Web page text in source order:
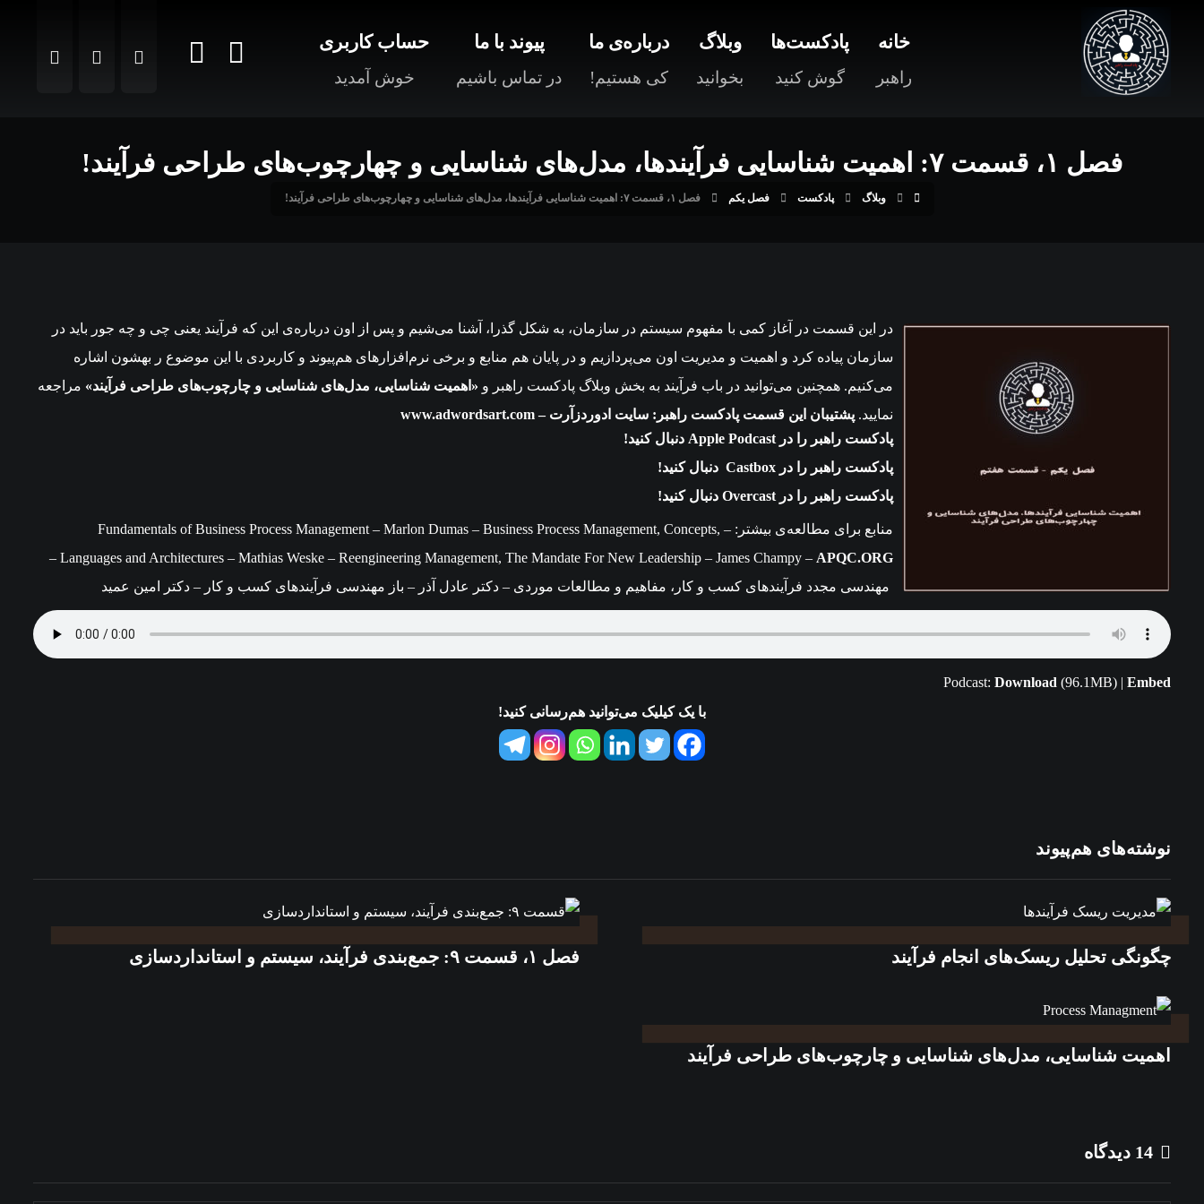
خانه
راهبر
پادکست‌ها
گوش کنید
وبلاگ
بخوانید
درباره‌ی ما
کی هستیم!
پیوند با ما
در تماس باشیم
حساب کاربری
خوش آمدید
فصل ۱، قسمت ۷: اهمیت شناسایی فرآیندها، مدل‌های شناسایی و چهارچوب‌های طراحی فرآیند!
وبلاگ پادکست فصل یکم فصل ۱، قسمت ۷: اهمیت شناسایی فرآیندها، مدل‌های شناسایی و چهارچوب‌های طراحی فرآیند!
در این قسمت در آغاز کمی با مفهوم سیستم در سازمان، به شکل گذرا، آشنا می‌شیم و پس از اون درباره‌ی این که فرآیند یعنی چی و چه جور باید در
سازمان پیاده کرد و اهمیت و مدیریت اون می‌پردازیم و در پایان هم منابع و برخی نرم‌افزارهای هم‌پیوند و کاربردی با این موضوع ر بهشون اشاره
می‌کنیم. همچنین می‌توانید در باب فرآیند به بخش وبلاگ پادکست راهبر و «اهمیت شناسایی، مدل‌های شناسایی و چارچوب‌های طراحی فرآیند» مراجعه
نمایید. پشتیبان این قسمت پادکست راهبر: سایت ادوردزآرت – www.adwordsart.com
پادکست راهبر را در Apple Podcast دنبال کنید!
پادکست راهبر را در Castbox دنبال کنید!
پادکست راهبر را در Overcast دنبال کنید!
منابع برای مطالعه‌ی بیشتر: – Fundamentals of Business Process Management – Marlon Dumas – Business Process Management, Concepts,
Languages and Architectures – Mathias Weske – Reengineering Management, The Mandate For New Leadership – James Champy – APQC.ORG
–
مهندسی مجدد فرآیندهای کسب و کار، مفاهیم و مطالعات موردی – دکتر عادل آذر – باز مهندسی فرآیندهای کسب و کار – دکتر امین عمید
Podcast: Download (96.1MB) | Embed
با یک کیلیک می‌توانید هم‌رسانی کنید!
نوشته‌های هم‌پیوند
چگونگی تحلیل ریسک‌های انجام فرآیند فصل ۱، قسمت ۹: جمع‌بندی فرآیند، سیستم و استانداردسازی
اهمیت شناسایی، مدل‌های شناسایی و چارچوب‌های طراحی فرآیند
14 دیدگاه